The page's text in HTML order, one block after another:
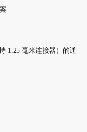
1.25 毫米连接器）的通